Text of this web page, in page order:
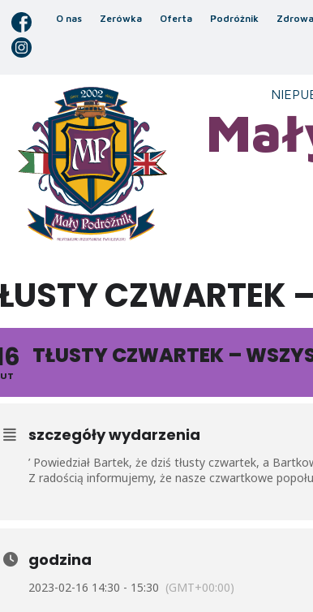
O nas Zerówka Oferta Podróżnik
CZWARTEK
TŁUSTY CZWARTEK –
szczegóły wydarzenia
’ Powiedział Bartek, że dziś tłusty czwartek, a
Z radością informujemy, że nasze czwartkowe
godzina
2023-02-16 14:30 - 15:30 (GMT+00:00)